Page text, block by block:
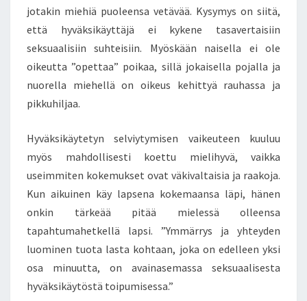
T
E
E
T
T
I
N
T
A
V
O
I
O
L
jotakin miehiä puoleensa vetävää. Kysymys on siitä,
että hyväksikäyttäjä ei kykene tasavertaisiin
seksuaalisiin suhteisiin. Myöskään naisella ei ole
oikeutta ”opettaa” poikaa, sillä jokaisella pojalla ja
nuorella miehellä on oikeus kehittyä rauhassa ja
pikkuhiljaa.
Hyväksikäytetyn selviytymisen vaikeuteen kuuluu
myös mahdollisesti koettu mielihyvä, vaikka
useimmiten kokemukset ovat väkivaltaisia ja raakoja.
Kun aikuinen käy lapsena kokemaansa läpi, hänen
onkin tärkeää pitää mielessä olleensa
tapahtumahetkellä lapsi. ”Ymmärrys ja yhteyden
luominen tuota lasta kohtaan, joka on edelleen yksi
osa minuutta, on avainasemassa seksuaalisesta
hyväksikäytöstä toipumisessa.”